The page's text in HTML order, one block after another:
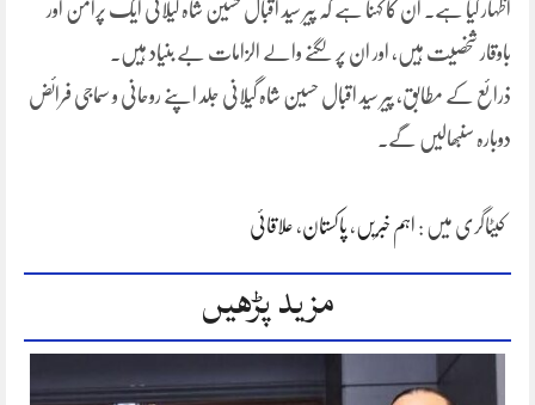
اظہار کیا ہے۔ ان کا کہنا ہے کہ پیر سید اقبال حسین شاہ گیلانی ایک پرامن اور
باوقار شخصیت ہیں، اور ان پر لگنے والے الزامات بے بنیاد ہیں۔
ذرائع کے مطابق، پیر سید اقبال حسین شاہ گیلانی جلد اپنے روحانی و سماجی فرائض
دوبارہ سنبھالیں گے۔
کیٹاگری میں : اہم خبریں ، پاکستان، علاقائی
مزید پڑھیں